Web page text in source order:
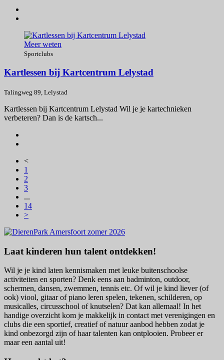
Meer weten
Sportclubs
Kartlessen bij Kartcentrum Lelystad
Talingweg 89, Lelystad
Kartlessen bij Kartcentrum Lelystad Wil je je kartechnieken
verbeteren? Dan is de kartsch...
<
1
2
3
...
14
>
Laat kinderen hun talent ontdekken!
Wil je je kind laten kennismaken met leuke buitenschoolse
activiteiten en sporten? Denk eens aan badminton, outdoor,
schermen, dansen, zwemmen, tennis etc. Of wil je kind liever (of
ook) viool, gitaar of piano leren spelen, tekenen, schilderen, op
musicalles, circusschool of knutselen? Dat kan allemaal! In het
handige overzicht kom je makkelijk in contact met verenigingen en
clubs die een sportief, creatief of natuur aanbod hebben zodat je
kind onbezorgd zijn of haar talenten kan ontplooien. Probeer er
maar een aantal uit!